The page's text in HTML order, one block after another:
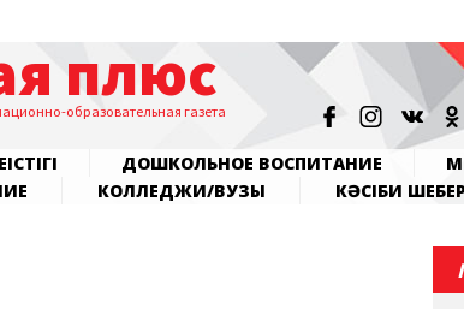
плюс
образовательная газета
ДОШКОЛЬНОЕ ВОСПИТАНИЕ
КОЛЛЕДЖИ/ВУЗЫ КӘСІБИ